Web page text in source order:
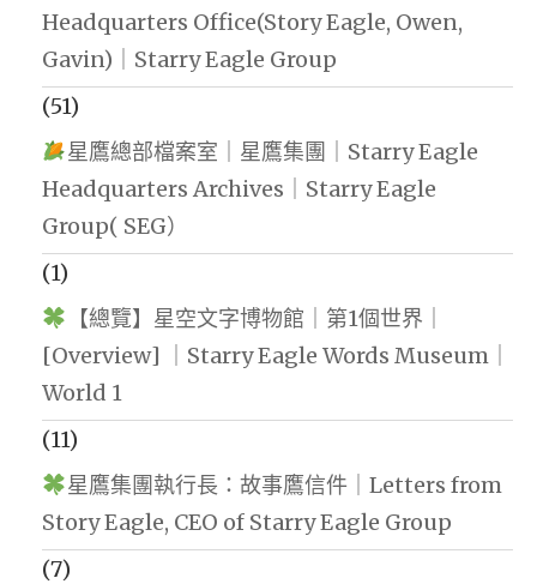
Headquarters Office(Story Eagle, Owen,
Gavin)｜Starry Eagle Group
(51)
星鷹總部檔案室｜星鷹集團｜Starry Eagle
Headquarters Archives｜Starry Eagle
Group( SEG）
(1)
【總覽】星空文字博物館｜第1個世界｜
[Overview] ｜Starry Eagle Words Museum｜
World 1
(11)
星鷹集團執行長：故事鷹信件｜Letters from
Story Eagle, CEO of Starry Eagle Group
(7)